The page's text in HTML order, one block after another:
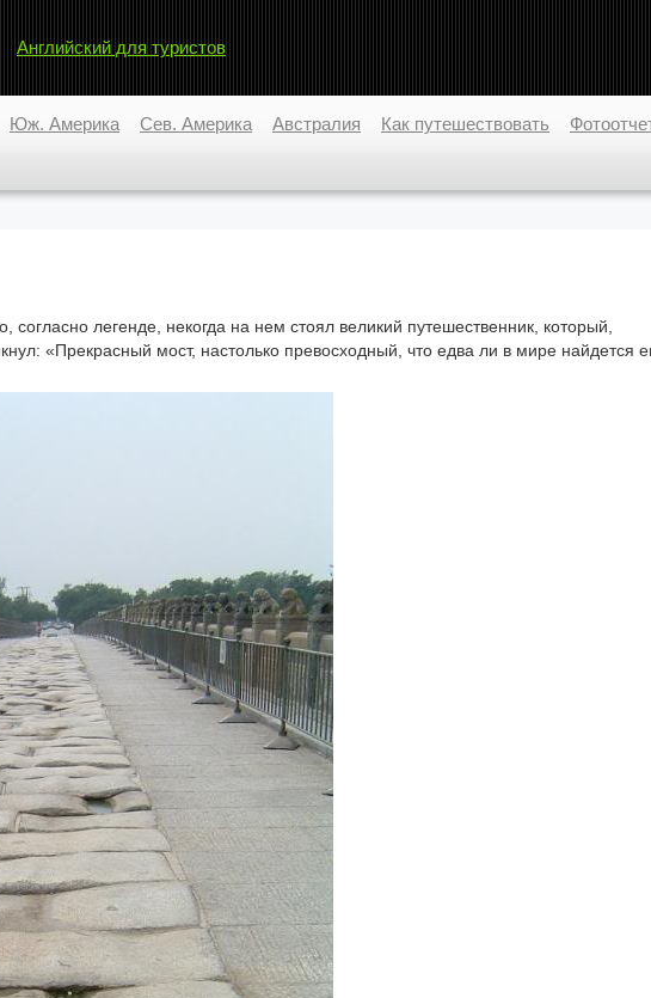
Английский для туристов
Юж. Америка Сев. Америка Австралия Как путешествовать
согласно легенде, некогда на нем стоял великий путешественник, который,
«Прекрасный мост, настолько превосходный, что едва ли в мире найдется